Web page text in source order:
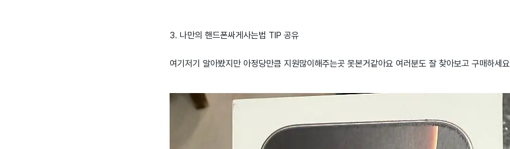
3. 나만의 핸드폰싸게사는법 TIP 공유
여기저기 알아봤지만 아정당만큼 지원많이해주는곳 못본거같아요 여러분도 잘 찾아보고 구매하세요